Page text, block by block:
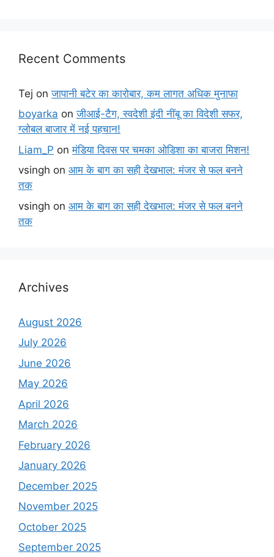
Recent Comments
Tej onजापानी बटेर का कारोबार, कम लागत अधिक मुनाफा
boyarka onजीआई-टैग, स्वदेशी इंदी नींबू का विदेशी सफर,
ग्लोबल बाजार में नई पहचान!
Liam_P onमंडिया दिवस पर चमका ओडिशा का बाजरा मिशन!
vsingh on आम के बाग का सही देखभाल: मंजर से फल बनने
तक
vsingh on आम के बाग का सही देखभाल: मंजर से फल बनने
तक
Archives
August 2026
July 2026
June 2026
May 2026
April 2026
March 2026
February 2026
January 2026
December 2025
November 2025
October 2025
September 2025